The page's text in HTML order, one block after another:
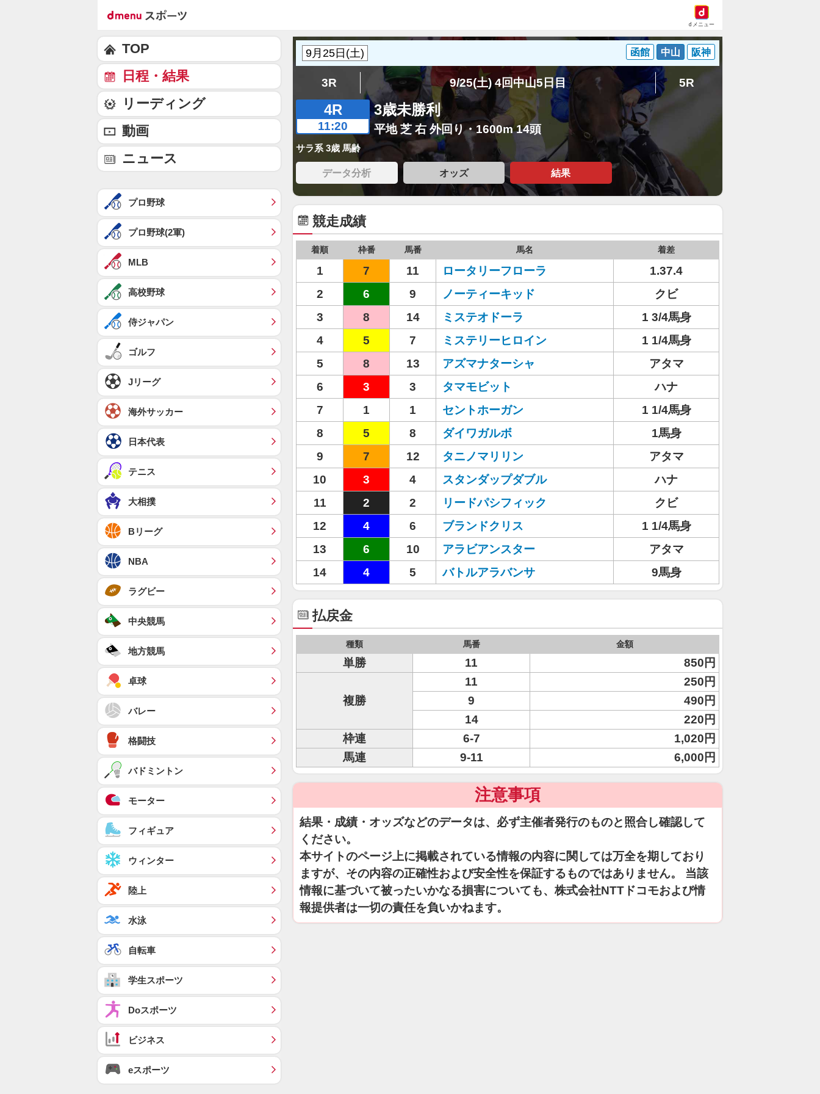
dメニュー
函館 中山 阪神
3R 9/25(土) 4回中山5日目 5R
4R
11:20
3歳未勝利
平地 芝 右 外回り・1600m 14頭
サラ系 3歳 馬齢
データ分析 オッズ 結果
競走成績
着順 枠番 馬番 馬名 着差
1 7 11 ロータリーフローラ
1.37.4
2
6 9 ノーティーキッド
クビ
3
8 14 ミステオドーラ
1 3/4馬身
4
5 7 ミステリーヒロイン
1 1/4馬身
5
8 13 アズマナターシャ
アタマ
6
3 3 タマモビット
ハナ
7
1 1 セントホーガン
1 1/4馬身
8
5 8 ダイワガルボ
1馬身
9
7 12 タニノマリリン
アタマ
10
3 4 スタンダップダブル
ハナ
11
2 2 リードパシフィック
クビ
12
4 6 ブランドクリス
1 1/4馬身
13
6 10 アラビアンスター
アタマ
14
4 5 バトルアラバンサ 9馬身
払戻金
種類 馬番 金額
単勝 11 850円
複勝
11
250円
9
490円
14
220円
枠連
6-7
1,020円
馬連
9-11 6,000円
注意事項
結果・成績・オッズなどのデータは、必ず主催者発行のものと照合し確認して
ください。
本サイトのページ上に掲載されている情報の内容に関しては万全を期しており
ますが、その内容の正確性および安全性を保証するものではありません。 当該
情報に基づいて被ったいかなる損害についても、株式会社NTTドコモおよび情
報提供者は一切の責任を負いかねます。
TOP
日程・結果
リーディング
動画
ニュース
プロ野球
プロ野球(2軍)
MLB
高校野球
侍ジャパン
ゴルフ
Jリーグ
海外サッカー
日本代表
テニス
大相撲
Bリーグ
NBA
ラグビー
中央競馬
地方競馬
卓球
バレー
格闘技
バドミントン
モーター
フィギュア
ウィンター
陸上
水泳
自転車
学生スポーツ
Doスポーツ
ビジネス
eスポーツ